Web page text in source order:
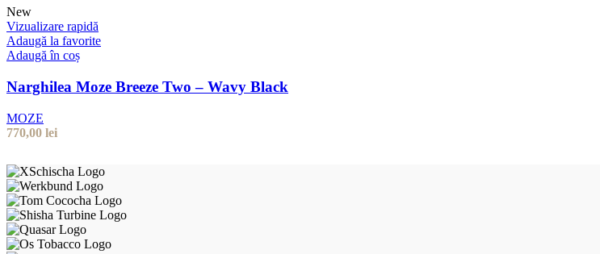
New
Vizualizare rapidă
Adaugă la favorite
Adaugă în coș
Narghilea Moze Breeze Two – Wavy Black
MOZE
770,00 lei